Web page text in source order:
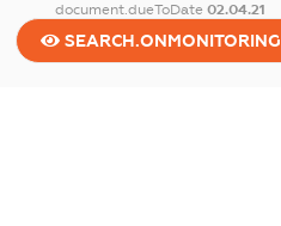
document.dueToDate02.04.21
SEARCH.ONMONITORING